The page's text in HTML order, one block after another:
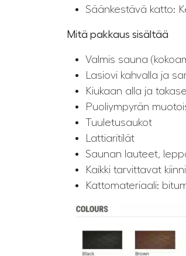
Säänkestävä katto:
Mitä pakkaus sisältää
Valmis sauna
Lasiovi kahvalla ja
Kiukaan alla ja
Puoliympyrän
Tuuletusaukot
Lattiaritilät
Saunan lauteet,
Kaikki tarvittavat
Kattomateriaali: